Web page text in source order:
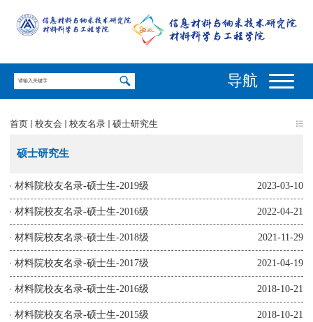
导航
首页 校友会 校友名录 硕士研究生
硕士研究生
材料院校友名录-硕士生-2019级 2023-03-10
材料院校友名录-硕士生-2016级 2022-04-21
材料院校友名录-硕士生-2018级 2021-11-29
材料院校友名录-硕士生-2017级 2021-04-19
材料院校友名录-硕士生-2016级 2018-10-21
材料院校友名录-硕士生-2015级 2018-10-21